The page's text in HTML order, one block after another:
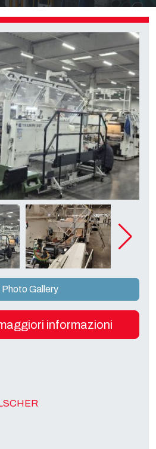
Photo Gallery
informazioni